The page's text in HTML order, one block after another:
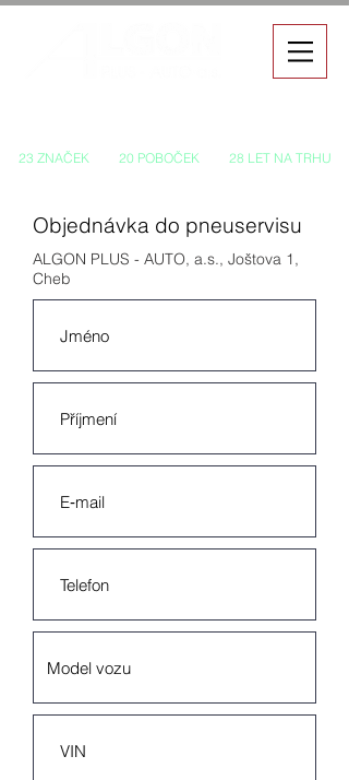
23 ZNAČEK 20 POBOČEK 28 LET NA TRHU
Objednávka do pneuservisu
ALGON PLUS - AUTO, a.s., Joštova 1,
Cheb